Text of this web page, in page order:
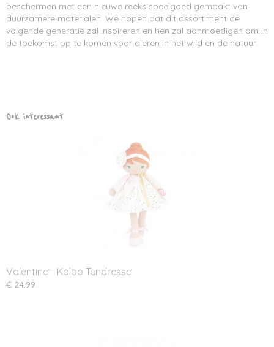
beschermen met een nieuwe reeks speelgoed gemaakt van
duurzamere materialen. We hopen dat dit assortiment de
volgende generatie zal inspireren en hen zal aanmoedigen om in
de toekomst op te komen voor dieren in het wild en de natuur.
Ook interessant
Valentine - Kaloo Tendresse
€ 24,99